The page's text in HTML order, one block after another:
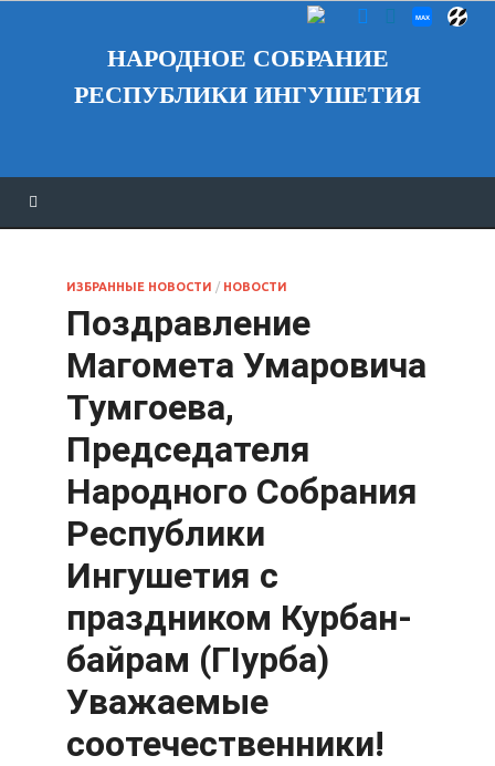
НАРОДНОЕ СОБРАНИЕ
РЕСПУБЛИКИ ИНГУШЕТИЯ
ИЗБРАННЫЕ НОВОСТИ / НОВОСТИ
Поздравление
Магомета Умаровича
Тумгоева,
Председателя
Народного Собрания
Республики
Ингушетия с
праздником Курбан-
байрам (ГIурба)
Уважаемые
соотечественники!